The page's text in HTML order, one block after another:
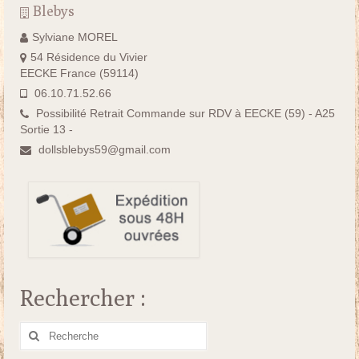
Blebys
Sylviane MOREL
54 Résidence du Vivier
EECKE France (59114)
06.10.71.52.66
Possibilité Retrait Commande sur RDV à EECKE (59) - A25
Sortie 13 -
dollsblebys59@gmail.com
Rechercher :
Rechercher